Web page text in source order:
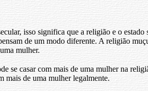
isso significa que a religião e o
de um modo diferente. A religião
mulher.
se casar com mais de uma mulher na
mais de uma mulher legalmente.